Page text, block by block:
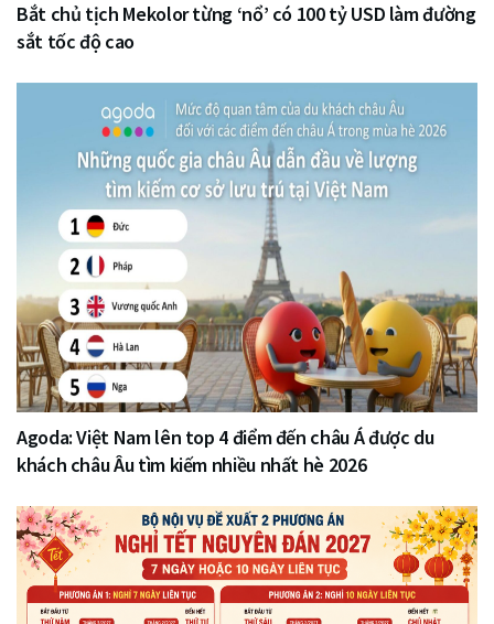
Bắt chủ tịch Mekolor từng ‘nổ’ có 100 tỷ USD làm đường
sắt tốc độ cao
Agoda: Việt Nam lên top 4 điểm đến châu Á được du
khách châu Âu tìm kiếm nhiều nhất hè 2026